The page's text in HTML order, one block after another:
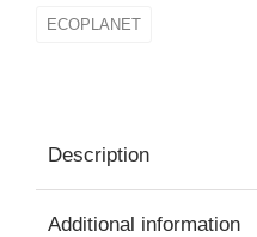
ECOPLANET
Description
Additional information